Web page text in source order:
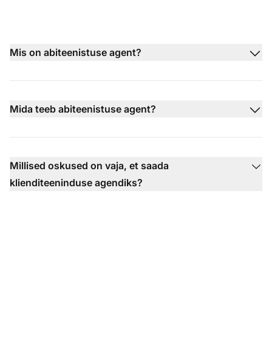
Mis on abiteenistuse agent?
Mida teeb abiteenistuse agent?
Millised oskused on vaja, et saada
klienditeeninduse agendiks?